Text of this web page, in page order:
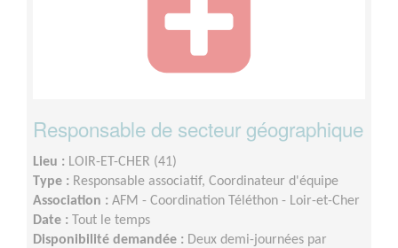
Responsable de secteur géographique
Lieu : LOIR-ET-CHER (41)
Type : Responsable associatif, Coordinateur d'équipe
Association : AFM - Coordination Téléthon - Loir-et-Cher
Date :
Tout le temps
Disponibilité demandée : Deux demi-journées par